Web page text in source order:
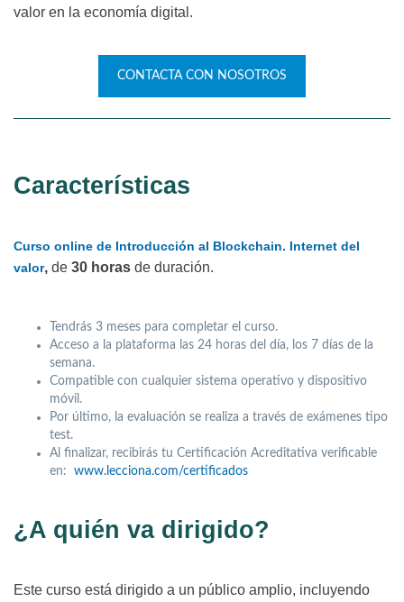
valor en la economía digital.
CONTACTA CON NOSOTROS
Características
Curso online de Introducción al Blockchain. Internet del
valor, de 30 horas de duración.
Tendrás 3 meses para completar el curso.
Acceso a la plataforma las 24 horas del día, los 7 días de la
semana.
Compatible con cualquier sistema operativo y dispositivo
móvil.
Por último, la evaluación se realiza a través de exámenes tipo
test.
Al finalizar, recibirás tu Certificación Acreditativa verificable
en: www.lecciona.com/certificados
¿A quién va dirigido?
Este curso está dirigido a un público amplio, incluyendo